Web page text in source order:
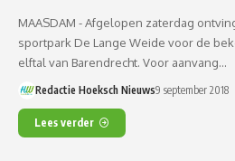
MAASDAM - Afgelopen zaterdag
sportpark De Lange Weide voor de
elftal van Barendrecht. Voor aanvang…
Redactie Hoeksch Nieuws9 september 2018
Lees verder